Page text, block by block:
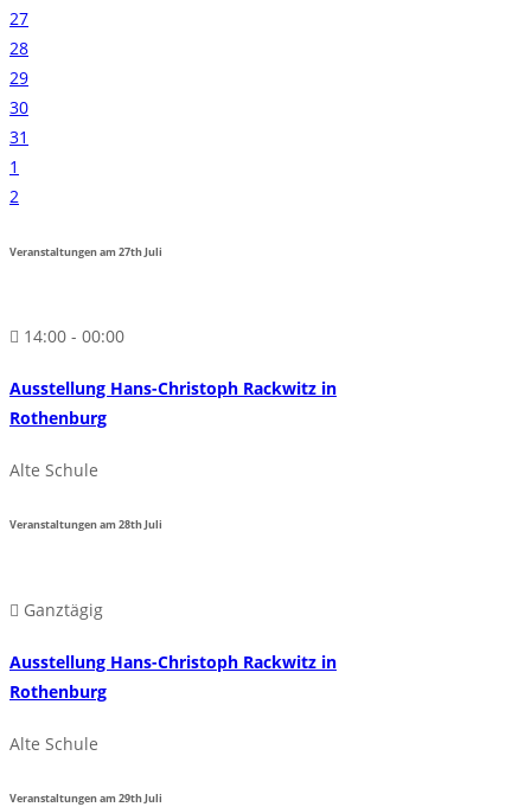
27
28
29
30
31
1
2
Veranstaltungen am27thJuli
14:00 - 00:00
Ausstellung Hans-Christoph Rackwitz in
Rothenburg
Alte Schule
Veranstaltungen am28thJuli
Ganztägig
Ausstellung Hans-Christoph Rackwitz in
Rothenburg
Alte Schule
Veranstaltungen am29thJuli